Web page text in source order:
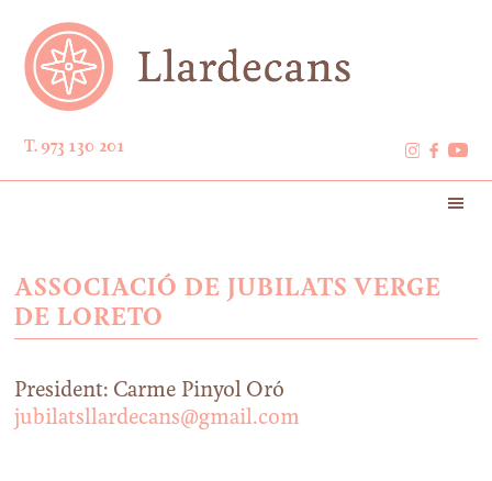
T. 973 130 201
ASSOCIACIÓ DE JUBILATS VERGE
DE LORETO
President: Carme Pinyol Oró
jubilatsllardecans@gmail.com